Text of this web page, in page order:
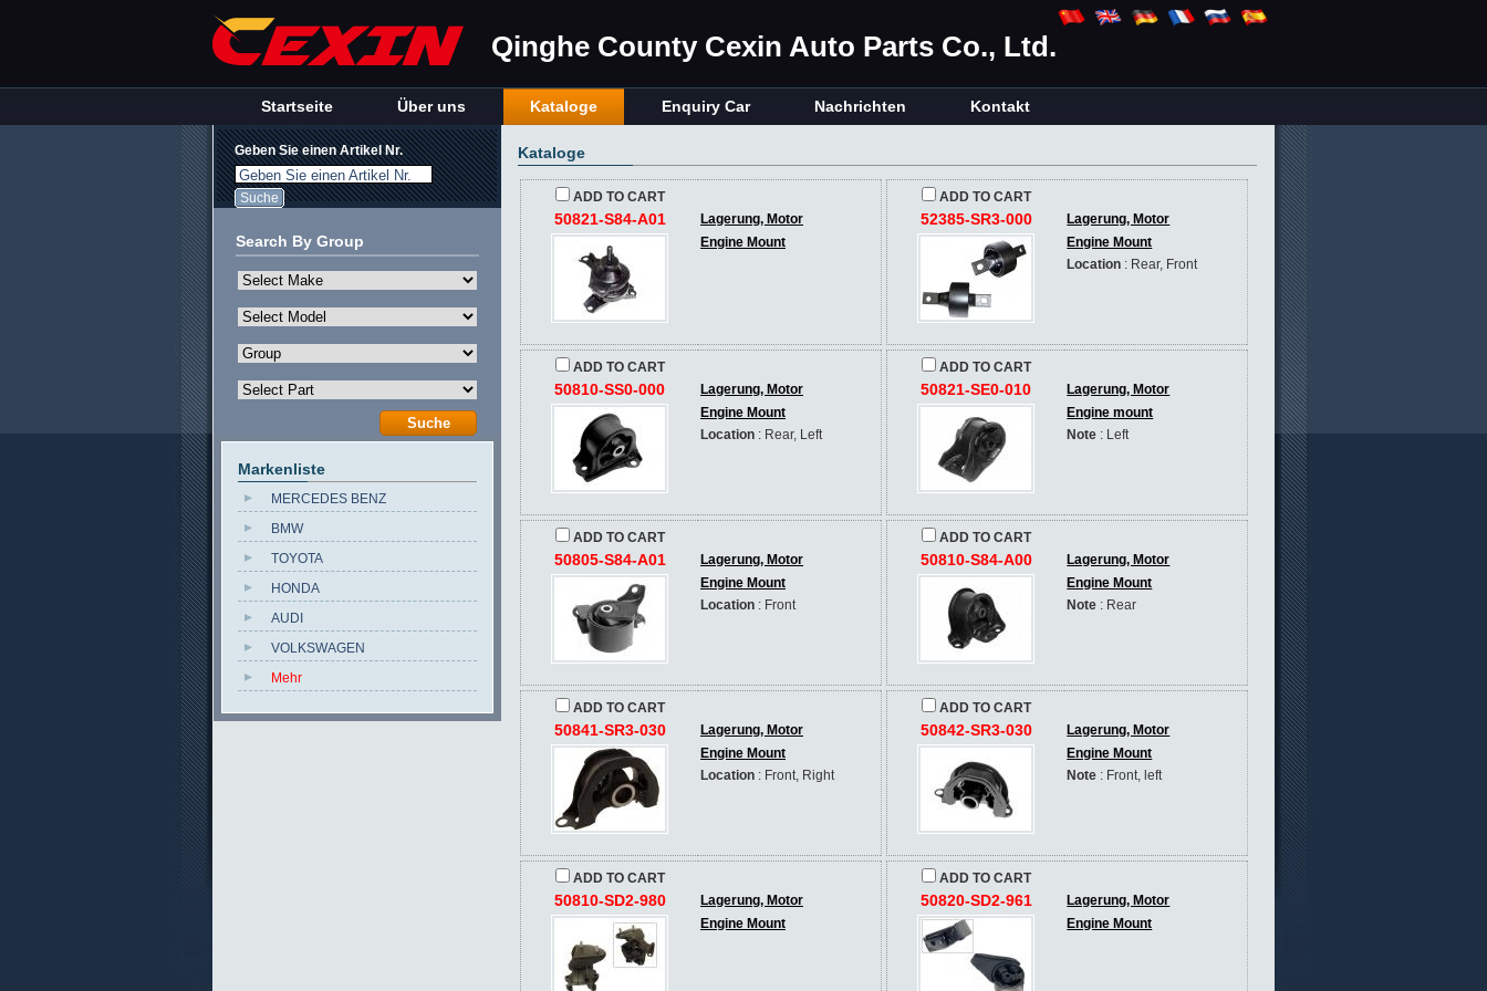
Qinghe County Cexin Auto Parts Co., Ltd.
Startseite Über uns Kataloge Enquiry Car Nachrichten Kontakt
Kataloge
ADD TO CART
50821-S84-A01
Lagerung, Motor
Engine Mount
ADD TO CART
52385-SR3-000
Lagerung, Motor
Engine Mount
Location : Rear, Front
ADD TO CART
50810-SS0-000
Lagerung, Motor
Engine Mount
Location : Rear, Left
ADD TO CART
50821-SE0-010
Lagerung, Motor
Engine mount
Note : Left
ADD TO CART
50805-S84-A01
Lagerung, Motor
Engine Mount
Location : Front
ADD TO CART
50810-S84-A00
Lagerung, Motor
Engine Mount
Note : Rear
ADD TO CART
50841-SR3-030
Lagerung, Motor
Engine Mount
Location : Front, Right
ADD TO CART
50842-SR3-030
Lagerung, Motor
Engine Mount
Note : Front, left
ADD TO CART
50810-SD2-980
Lagerung, Motor
Engine Mount
ADD TO CART
50820-SD2-961
Lagerung, Motor
Engine Mount
Geben Sie einen Artikel Nr.
Geben Sie einen Artikel Nr.
Search By Group
Markenliste
MERCEDES BENZ
BMW
TOYOTA
HONDA
AUDI
VOLKSWAGEN
Mehr